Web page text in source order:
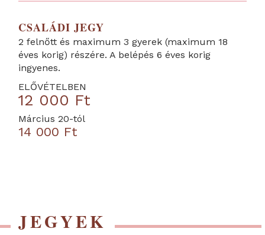
JEGYEK
CSALÁDI JEGY
2 felnőtt és maximum 3 gyerek (maximum 18
éves korig) részére. A belépés 6 éves korig
ingyenes.
ELŐVÉTELBEN
12 000 Ft
Március 20-tól
14 000 Ft